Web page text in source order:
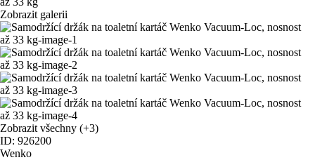
Zobrazit galerii
Zobrazit všechny (+3)
ID: 926200
Wenko